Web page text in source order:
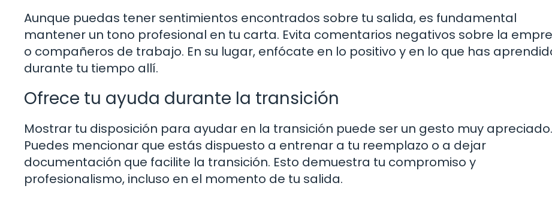
Aunque puedas tener sentimientos encontrados sobre tu salida, es fundamental
mantener un tono profesional en tu carta. Evita comentarios negativos sobre la
o compañeros de trabajo. En su lugar, enfócate en lo positivo y en lo que has
durante tu tiempo allí.
Ofrece tu ayuda durante la transición
Mostrar tu disposición para ayudar en la transición puede ser un gesto muy apreciado.
Puedes mencionar que estás dispuesto a entrenar a tu reemplazo o a dejar
documentación que facilite la transición. Esto demuestra tu compromiso y
profesionalismo, incluso en el momento de tu salida.